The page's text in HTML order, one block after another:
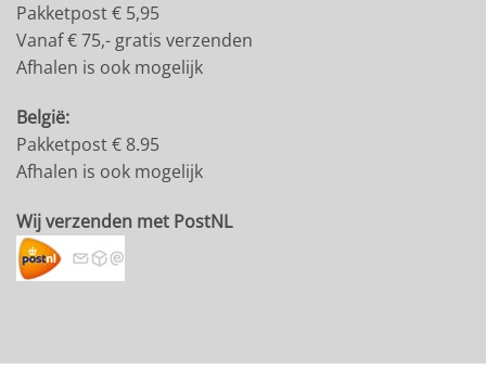
Pakketpost € 5,95
Vanaf € 75,- gratis verzenden
Afhalen is ook mogelijk
België:
Pakketpost € 8.95
Afhalen is ook mogelijk
Wij verzenden met PostNL